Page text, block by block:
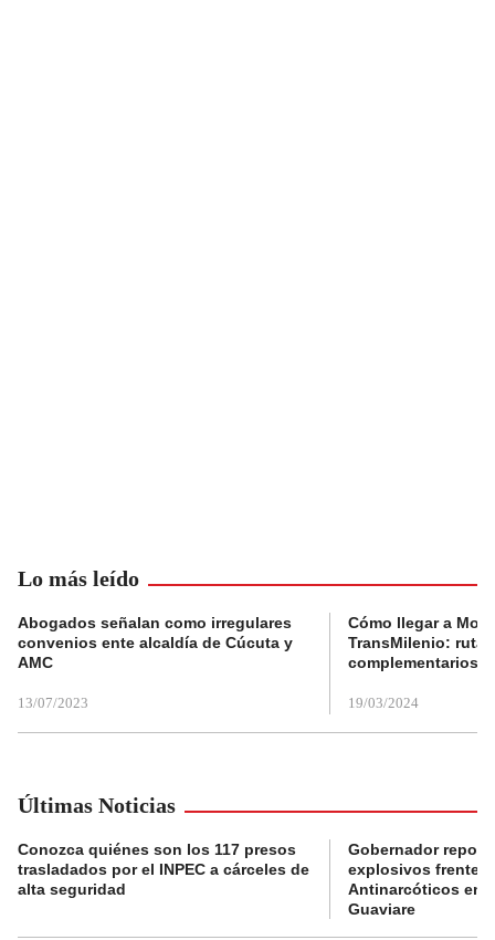
Lo más leído
Abogados señalan como irregulares
convenios ente alcaldía de Cúcuta y
AMC
13/07/2023
Cómo llegar a
TransMilenio:
complementarios
19/03/2024
Últimas Noticias
Conozca quiénes son los 117 presos
trasladados por el INPEC a cárceles de
alta seguridad
Gobernador
explosivos frente a
Antinarcóticos en
Guaviare